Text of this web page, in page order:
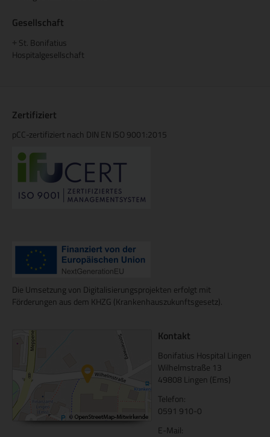
Gesellschaft
St. Bonifatius
Hospitalgesellschaft
Zertifiziert
pCC-zertifiziert nach DIN EN ISO 9001:2015
Die Umsetzung von Digitalisierungsprojekten erfolgt mit
Förderungen aus dem KHZG (Krankenhauszukunftsgesetz).
Kontakt
Bonifatius Hospital Lingen
Wilhelmstraße 13
49808 Lingen (Ems)
Telefon:
0591 910-0
E-Mail: